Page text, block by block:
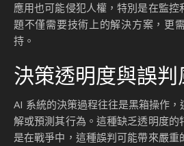
應用也可能侵犯人權，特別是在監控
題不僅需要技術上的解決方案，更
持。
決策透明度與誤判
AI 系統的決策過程往往是黑箱操作
解或預測其行為。這種缺乏透明度的
是在戰爭中，這種誤判可能帶來嚴重